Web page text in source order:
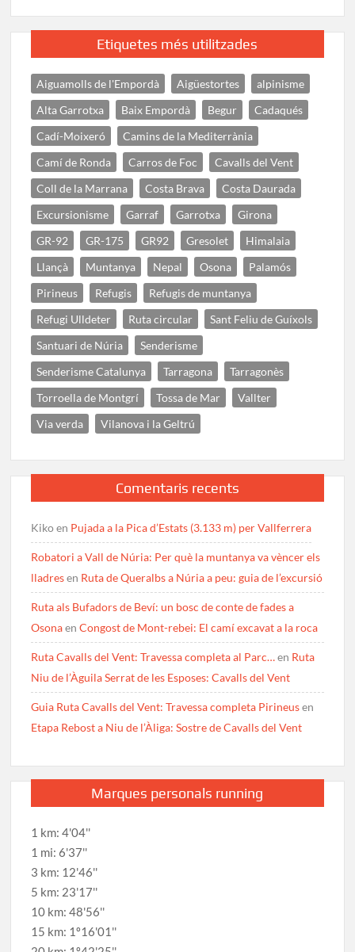
Etiquetes més utilitzades
Aiguamolls de l'Empordà Aigüestortes
alpinisme
Alta Garrotxa
Baix Empordà Begur
Cadaqués
Cadí-Moixeró
Camins de la Mediterrània
Camí de Ronda
Carros de Foc
Cavalls del Vent
Coll de la Marrana
Costa Brava
Costa Daurada
Excursionisme
Garraf Garrotxa
Girona
GR-92
GR-175 GR92 Gresolet
Himalaia
Llançà
Muntanya Nepal Osona
Palamós
Pirineus
Refugis
Refugis de muntanya
Refugi Ulldeter
Ruta circular
Sant Feliu de Guíxols
Santuari de Núria
Senderisme
Senderisme Catalunya
Tarragona
Tarragonès
Torroella de Montgrí
Tossa de Mar
Vallter
Via verda
Vilanova i la Geltrú
Comentaris recents
Kikoen Pujada a la Pica d’Estats (3.133 m) per Vallferrera
Robatori a Vall de Núria: Per què la muntanya va vèncer els
lladresen Ruta de Queralbs a Núria a peu: guia de l’excursió
Ruta als Bufadors de Beví: un bosc de conte de fades a
OsonaenCongost de Mont-rebei: El camí excavat a la roca
Ruta Cavalls del Vent: Travessa completa al Parc…en Ruta
Niu de l’Àguila Serrat de les Esposes: Cavalls del Vent
Guia Ruta Cavalls del Vent: Travessa completa Pirineusen
Etapa Rebost a Niu de l’Àliga: Sostre de Cavalls del Vent
Marques personals running
1 km: 4'04''
1 mi: 6'37''
3 km: 12'46''
5 km: 23'17''
10 km: 48'56''
15 km: 1º16'01''